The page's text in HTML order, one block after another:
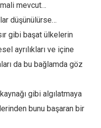
mevcut…
düşünülürse…
gibi başat ülkelerin
ayrılıkları ve içine
da bu bağlamda göz
gibi algılatmaya
bunu başaran bir